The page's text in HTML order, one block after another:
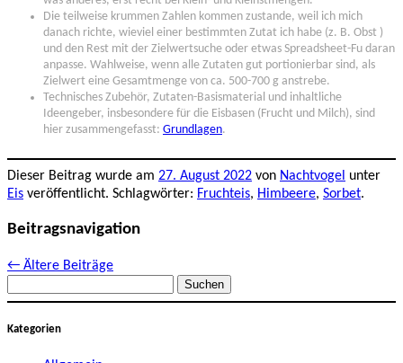
Die teilweise krummen Zahlen kommen zustande, weil ich mich
danach richte, wieviel einer bestimmten Zutat ich habe (z. B. Obst )
und den Rest mit der Zielwertsuche oder etwas Spreadsheet-Fu daran
anpasse. Wahlweise, wenn alle Zutaten gut portionierbar sind, als
Zielwert eine Gesamtmenge von ca. 500-700 g anstrebe.
Technisches Zubehör, Zutaten-Basismaterial und inhaltliche
Ideengeber, insbesondere für die Eisbasen (Frucht und Milch), sind
hier zusammengefasst: Grundlagen.
Dieser Beitrag wurde am 27. August 2022 von Nachtvogel unter
Eis veröffentlicht. Schlagwörter: Fruchteis, Himbeere, Sorbet.
Beitragsnavigation
← Ältere Beiträge
nach:
Kategorien